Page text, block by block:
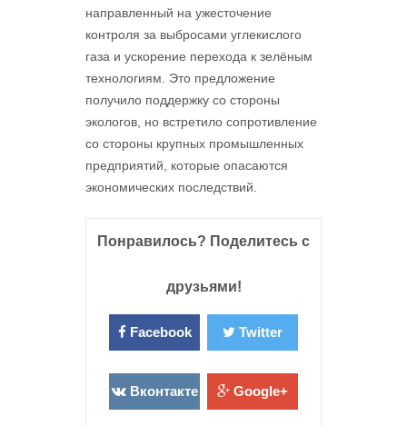
направленный на ужесточение
контроля за выбросами углекислого
газа и ускорение перехода к зелёным
технологиям. Это предложение
получило поддержку со стороны
экологов, но встретило сопротивление
со стороны крупных промышленных
предприятий, которые опасаются
экономических последствий.
Понравилось? Поделитесь с
друзьями!
Facebook Twitter
Вконтакте Google+